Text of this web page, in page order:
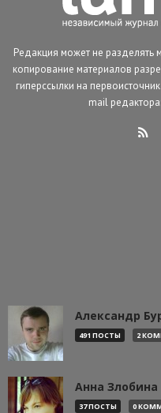
Редакция может не разделять
копирование материалов
гиперссылки на
mail
Александр
491 ПОСТЫ 2
Анна Злобина
37 ПОСТЫ 0